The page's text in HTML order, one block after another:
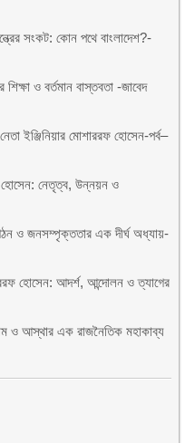
সংকট: কোন পথে বাংলাদেশ?-
ও বর্তমান বাস্তবতা -জাবেদ
ইঞ্জিনিয়ার মোশাররফ হোসেন-পর্ব–
হোসেন: নেতৃত্ব, উন্নয়ন ও
ও জনসম্পৃক্ততার এক দীর্ঘ অধ্যায়-
হোসেন: আদর্শ, আন্দোলন ও ত্যাগের
ও আস্থার এক রাজনৈতিক মহাকাব্য